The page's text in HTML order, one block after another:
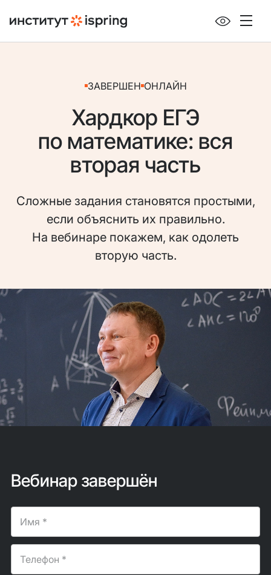
ЗАВЕРШЕН ОНЛАЙН
Хардкор ЕГЭ
по математике: вся
вторая часть
Сложные задания становятся простыми,
если объяснить их правильно.
На вебинаре покажем, как одолеть
вторую часть.
Вебинар завершён